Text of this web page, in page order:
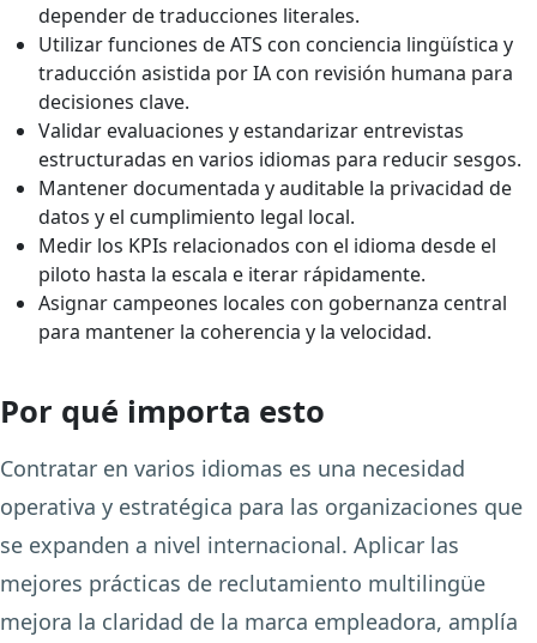
depender de traducciones literales.
Utilizar funciones de ATS con conciencia lingüística y
traducción asistida por IA con revisión humana para
decisiones clave.
Validar evaluaciones y estandarizar entrevistas
estructuradas en varios idiomas para reducir sesgos.
Mantener documentada y auditable la privacidad de
datos y el cumplimiento legal local.
Medir los KPIs relacionados con el idioma desde el
piloto hasta la escala e iterar rápidamente.
Asignar campeones locales con gobernanza central
para mantener la coherencia y la velocidad.
Por qué importa esto
Contratar en varios idiomas es una necesidad
operativa y estratégica para las organizaciones que
se expanden a nivel internacional. Aplicar las
mejores prácticas de reclutamiento multilingüe
mejora la claridad de la marca empleadora, amplía